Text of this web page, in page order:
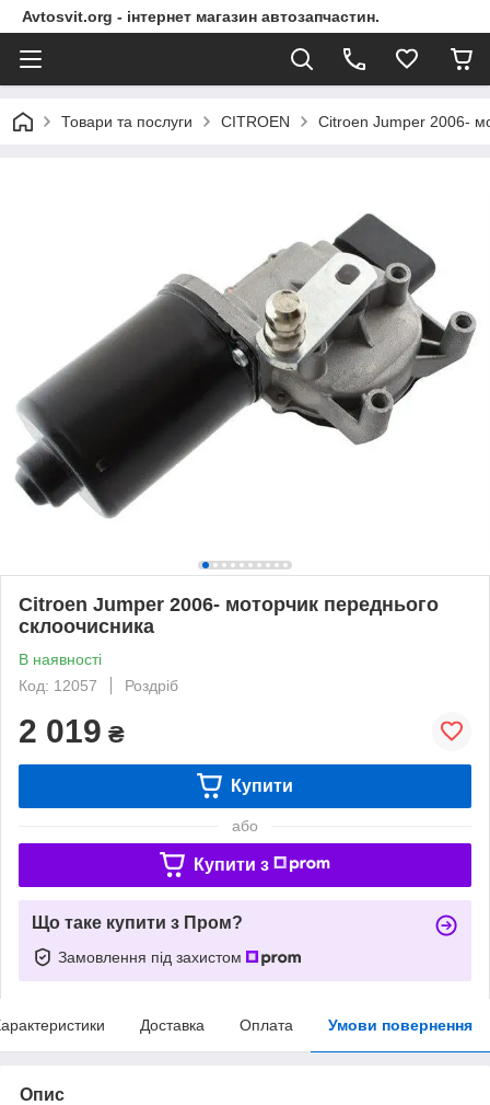
Avtosvit.org - інтернет магазин автозапчастин.
Товари та послуги CITROEN Citroen Jumper 2006-
Citroen Jumper 2006- моторчик переднього
склоочисника
В наявності
Код: 12057
Роздріб
2 019 ₴
Купити
або
Купити з
Що таке купити з Пром?
Замовлення під захистом
Доставка Оплата Умови повернення
Опис